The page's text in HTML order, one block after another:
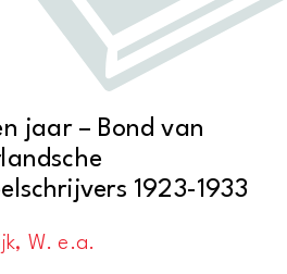
jaar – Bond van
1923-1933
W. e.a.